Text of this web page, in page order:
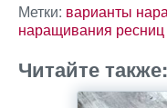
Метки: варианты
наращивания ресниц
Читайте также: